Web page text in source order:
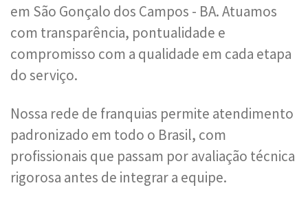
em São Gonçalo dos Campos - BA. Atuamos
com transparência, pontualidade e
compromisso com a qualidade em cada etapa
do serviço.
Nossa rede de franquias permite atendimento
padronizado em todo o Brasil, com
profissionais que passam por avaliação técnica
rigorosa antes de integrar a equipe.